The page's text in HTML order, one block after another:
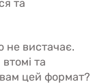
та
не вистачає.
та
цей формат?